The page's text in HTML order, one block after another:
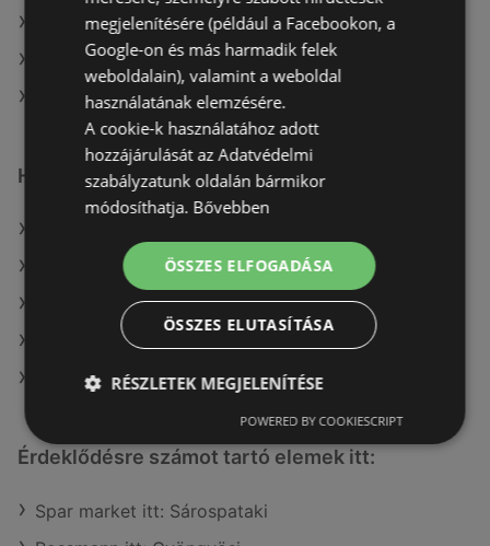
A(z) Chef Market aktuális akciós újságjai
A(z) Aldi aktuális akciós újságjai
A(z) Tesco üzletei itt: Sopron-Fertődi
Hasonló kiskereskedők
A(z) Metro ajánlatai
A(z) Príma ajánlatai
A(z) Privát max ajánlatai
A(z) Coop Tisza ajánlatai
Érdeklődésre számot tartó elemek itt:
Spar market itt: Sárospataki
megjelenítésére (például a Facebookon, a
Google-on és más harmadik felek
weboldalain), valamint a weboldal
használatának elemzésére.
A cookie-k használatához adott
hozzájárulását az Adatvédelmi
szabályzatunk oldalán bármikor
módosíthatja. Bővebben
ÖSSZES ELFOGADÁSA
ÖSSZES ELUTASÍTÁSA
RÉSZLETEK MEGJELENÍTÉSE
POWERED BY COOKIESCRIPT